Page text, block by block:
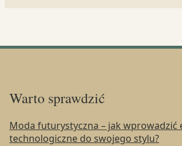
Warto sprawdzić
Moda futurystyczna – jak wprowadzić
technologiczne do swojego stylu?